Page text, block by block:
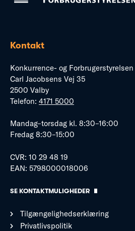
Kontakt
Konkurrence- og Forbrugerstyrelsen
Carl Jacobsens Vej 35
2500 Valby
Telefon: 4171 5000
Mandag–torsdag kl. 8:30–16:00
Fredag 8:30–15:00
CVR: 10 29 48 19
EAN: 5798000018006
SE KONTAKTMULIGHEDER
Tilgængelighedserklæring
Privatlivspolitik